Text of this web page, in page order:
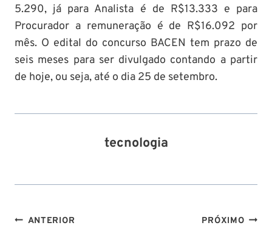
5.290, já para Analista é de R$13.333 e para
Procurador a remuneração é de R$16.092 por
mês. O edital do concurso BACEN tem prazo de
seis meses para ser divulgado contando a partir
de hoje, ou seja, até o dia 25 de setembro.
tecnologia
Navegação
ANTERIOR PRÓXIMO